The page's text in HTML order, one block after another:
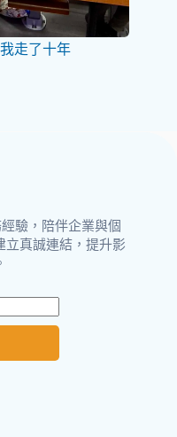
走了十年
驗，陪伴企業與個
立真誠連結，提升影